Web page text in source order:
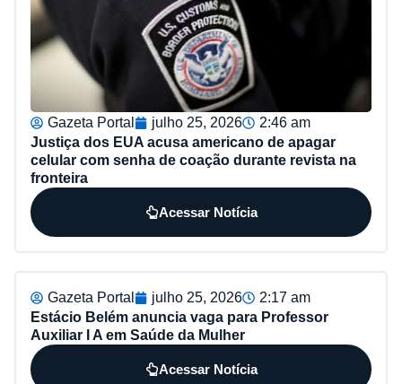
Gazeta Portal julho 25, 2026
2:46 am
Justiça dos EUA acusa americano de apagar
celular com senha de coação durante revista na
fronteira
Acessar Notícia
Gazeta Portal julho 25, 2026
2:17 am
Estácio Belém anuncia vaga para Professor
Auxiliar I A em Saúde da Mulher
Acessar Notícia